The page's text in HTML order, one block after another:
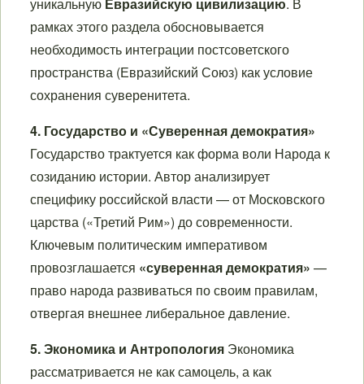
рамках этого раздела обосновывается
необходимость интеграции постсоветского
пространства (Евразийский Союз) как условие
сохранения суверенитета.
4. Государство и «Суверенная демократия»
Государство трактуется как форма воли Народа к
созиданию истории. Автор анализирует
специфику российской власти — от Московского
царства («Третий Рим») до современности.
Ключевым политическим императивом
провозглашается «суверенная демократия» —
право народа развиваться по своим правилам,
отвергая внешнее либеральное давление.
5. Экономика и Антропология Экономика
рассматривается не как самоцель, а как